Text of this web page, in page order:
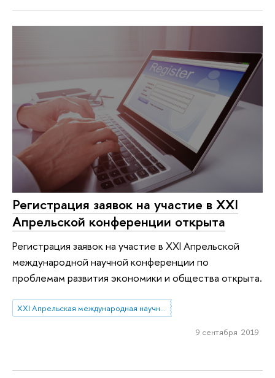
Регистрация заявок на участие в XXI
Апрельской конференции открыта
Регистрация заявок на участие в XXI Апрельской
международной научной конференции по
проблемам развития экономики и общества открыта.
XXI Апрельская международная научная конференция по проблемам развития экономики и общества
9 сентября 2019